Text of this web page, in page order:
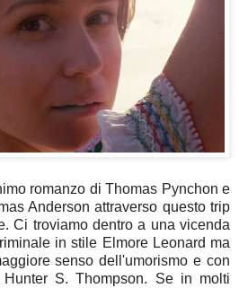
romanzo di Thomas Pynchon e
Anderson attraverso questo trip
Ci troviamo dentro a una vicenda
in stile Elmore Leonard ma
senso dell'umorismo e con
S. Thompson. Se in molti